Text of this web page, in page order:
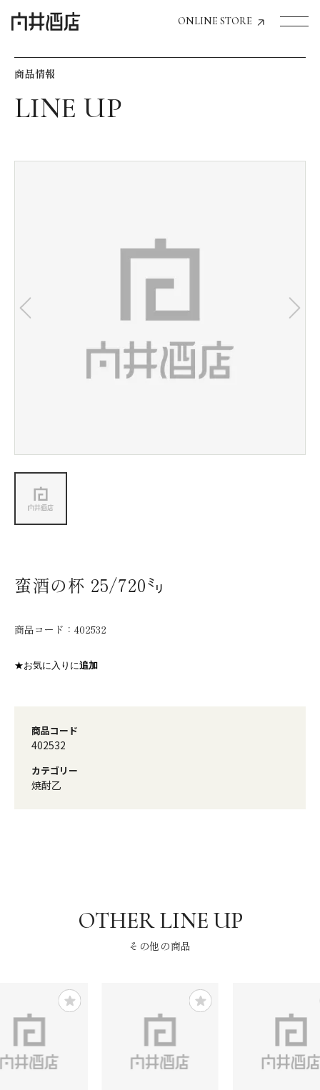
ONLINE STORE
飲食店経営のお客様
お気に入り機能の活用方法
会社情報
商品情報
蛮酒の杯 25/720㍉
商品コード： 402532
★お気に入りに追加
商品コード
402532
カテゴリー
焼酎乙
その他の商品